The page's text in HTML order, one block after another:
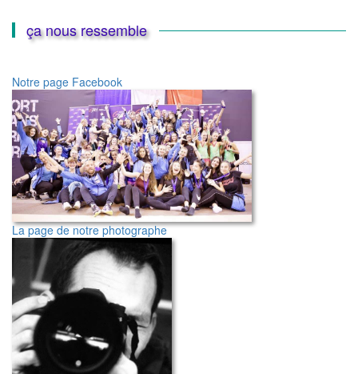
nousça nous ressemble
Notre page Facebook
La page de notre photographe